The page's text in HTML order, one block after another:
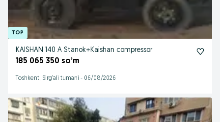
KAISHAN 140 A Stanok+Kaishan compressor
185 065 350 so’m
Toshkent, Sirg‘ali tumani - 06/08/2026